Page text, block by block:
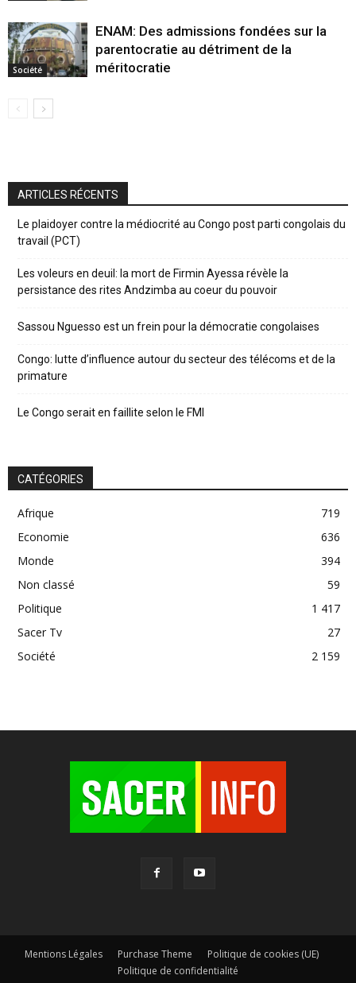
Société
ENAM: Des admissions fondées sur la
parentocratie au détriment de la
méritocratie
ARTICLES RÉCENTS
Le plaidoyer contre la médiocrité au Congo post parti congolais du
travail (PCT)
Les voleurs en deuil: la mort de Firmin Ayessa révèle la
persistance des rites Andzimba au coeur du pouvoir
Sassou Nguesso est un frein pour la démocratie congolaises
Congo: lutte d’influence autour du secteur des télécoms et de la
primature
Le Congo serait en faillite selon le FMI
CATÉGORIES
Afrique
719
Economie
636
Monde
394
Non classé
59
Politique
1 417
Sacer Tv
27
Société
2 159
Mentions Légales Purchase Theme
Politique de cookies (UE)
Politique de confidentialité